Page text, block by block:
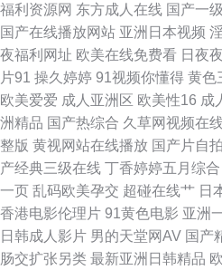
免费精品 午夜无玛 91视频网站在线观看
人精品一区 美女黑丝视频网站 91国产香
殴美性生话 91传媒国产在线观看 超碰自
产精品 91在线国内 伊人大香蕉婷婷 男
国产久久精品性爱视频 久久免费99蜜桃
区 白嫩精品二区 欧美不卡的 影音先锋
福利资源网 东方成人在线 国产一
国产在线播放网站 亚洲日本视频
夜福利网址 欧美在线免费看 日夜
片91 操久婷婷 91视频你懂得 黄色
欧美爱爱 成人亚洲区 欧美性16 成
洲精品 国产热综合 久草网视频在
整版 黄视网站在线播放 国产片自拍
产经典三级在线 丁香婷婷五月综合
一页 乱码欧美孕交 超碰在线艹 日
香港电影伦理片 91黄色电影 亚洲
日韩成人影片 男的天堂网AV 国产
肠交扩张另类 最新亚洲日韩精品